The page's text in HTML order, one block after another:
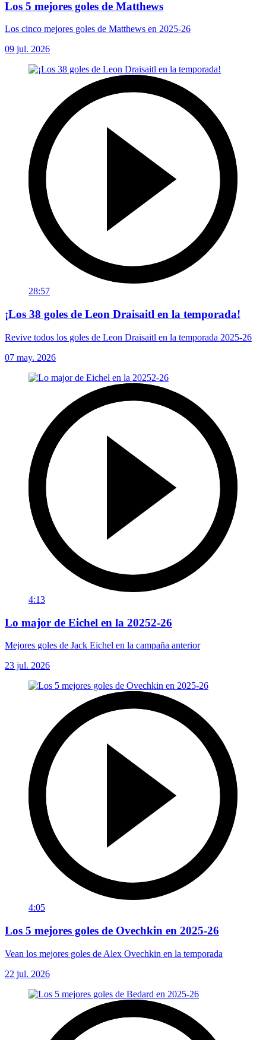
Los 5 mejores goles de Matthews
Los cinco mejores goles de Matthews en 2025-26
09 jul. 2026
28:57
¡Los 38 goles de Leon Draisaitl en la temporada!
Revive todos los goles de Leon Draisaitl en la temporada 2025-26
07 may. 2026
4:13
Lo major de Eichel en la 20252-26
Mejores goles de Jack Eichel en la campaña anterior
23 jul. 2026
4:05
Los 5 mejores goles de Ovechkin en 2025-26
Vean los mejores goles de Alex Ovechkin en la temporada
22 jul. 2026